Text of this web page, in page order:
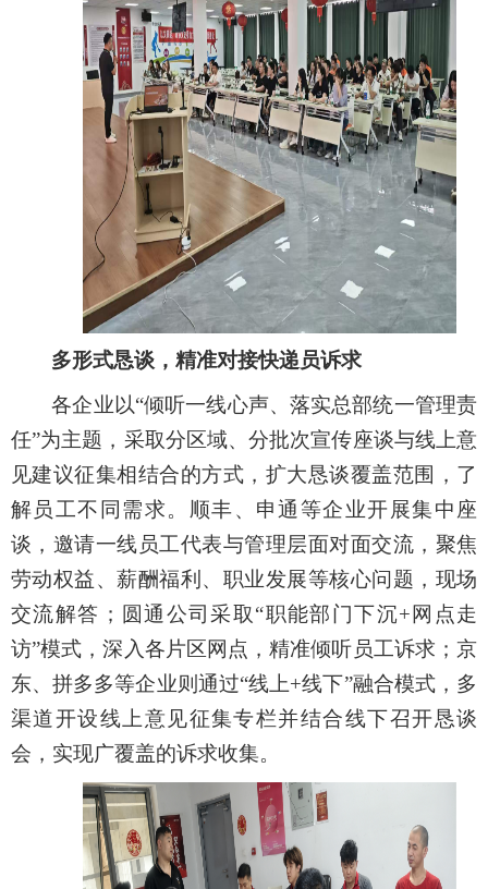
多形式恳谈，精准对接快递员诉求
各企业以“倾听一线心声、落实总部统一管理责
任”为主题，采取分区域、分批次宣传座谈与线上意
见建议征集相结合的方式，扩大恳谈覆盖范围， 了
解员工不同需求。顺丰、 申通等企业开展集中座
谈，邀请一线员工代表与管理层面对面交流，聚焦
劳动权益、薪酬福利、职业发展等核心问题，现场
交流解答 ；圆通公司采取“职能部门下沉+网点走
访”模式，深入各片区网点，精准倾听员工诉求 ；京
东、拼多多等企业则通过“线上+线下”融合模式，多
渠道开设线上意见征集专栏并结合线下召开恳谈
会 ，实现广覆盖的诉求收集。